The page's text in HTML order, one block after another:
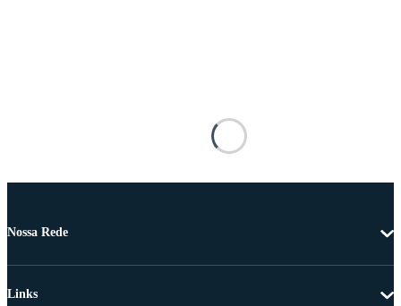
Nossa Rede
Links